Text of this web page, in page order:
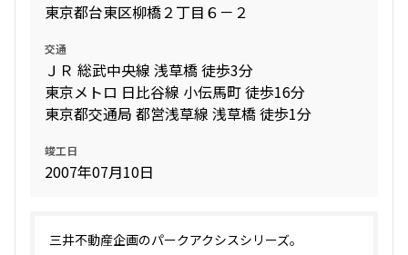
1R〜1K
1DK〜1LDK
2LDK
4LDK〜
専有面積
東京都台東区柳橋２丁目６－２
交通
ＪＲ 総武中央線 浅草橋 徒歩3分
東京メトロ 日比谷線 小伝馬町 徒歩16分
東京都交通局 都営浅草線 浅草橋 徒歩1分
竣工日
2007年07月10日
三井不動産企画のパークアクシスシリーズ。